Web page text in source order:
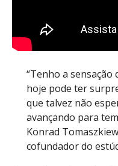
“Tenho a sensação
hoje pode ter
que talvez não
avançando para
Konrad
cofundador do